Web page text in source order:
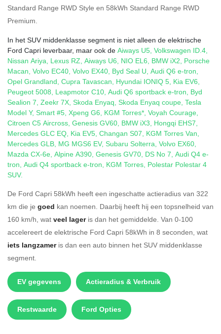
Standard Range RWD Style en 58kWh Standard Range RWD
Premium.
In het SUV middenklasse segment is niet alleen de elektrische
Ford Capri leverbaar, maar ook de Aiways U5, Volkswagen ID.4,
Nissan Ariya, Lexus RZ, Aiways U6, NIO EL6, BMW iX2, Porsche
Macan, Volvo EC40, Volvo EX40, Byd Seal U, Audi Q6 e-tron,
Opel Grandland, Cupra Tavascan, Hyundai IONIQ 5, Kia EV6,
Peugeot 5008, Leapmotor C10, Audi Q6 sportback e-tron, Byd
Sealion 7, Zeekr 7X, Skoda Enyaq, Skoda Enyaq coupe, Tesla
Model Y, Smart #5, Xpeng G6, KGM Torres*, Voyah Courage,
Citroen C5 Aircross, Genesis GV60, BMW iX3, Hongqi EHS7,
Mercedes GLC EQ, Kia EV5, Changan S07, KGM Torres Van,
Mercedes GLB, MG MGS6 EV, Subaru Solterra, Volvo EX60,
Mazda CX-6e, Alpine A390, Genesis GV70, DS No 7, Audi Q4 e-
tron, Audi Q4 sportback e-tron, KGM Torres, Polestar Polestar 4
SUV.
De Ford Capri 58kWh heeft een ingeschatte actieradius van 322
km die je goed kan noemen. Daarbij heeft hij een topsnelheid van
160 km/h, wat veel lageris dan het gemiddelde. Van 0-100
accelereert de elektrische Ford Capri 58kWh in 8 seconden, wat
iets langzameris dan een auto binnen het SUV middenklasse
segment.
EV gegevens Actieradius & Verbruik
Restwaarde Ford Opties